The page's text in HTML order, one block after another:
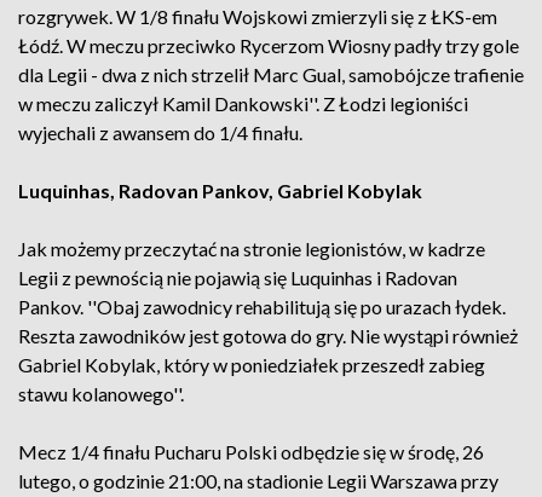
rozgrywek. W 1/8 finału Wojskowi zmierzyli się z ŁKS-em
Łódź. W meczu przeciwko Rycerzom Wiosny padły trzy gole
dla Legii - dwa z nich strzelił Marc Gual, samobójcze trafienie
w meczu zaliczył Kamil Dankowski''. Z Łodzi legioniści
wyjechali z awansem do 1/4 finału.
Luquinhas, Radovan Pankov, Gabriel Kobylak
Jak możemy przeczytać na stronie legionistów, w kadrze
Legii z pewnością nie pojawią się Luquinhas i Radovan
Pankov. ''Obaj zawodnicy rehabilitują się po urazach łydek.
Reszta zawodników jest gotowa do gry. Nie wystąpi również
Gabriel Kobylak, który w poniedziałek przeszedł zabieg
stawu kolanowego''.
Mecz 1/4 finału Pucharu Polski odbędzie się w środę, 26
lutego, o godzinie 21:00, na stadionie Legii Warszawa przy